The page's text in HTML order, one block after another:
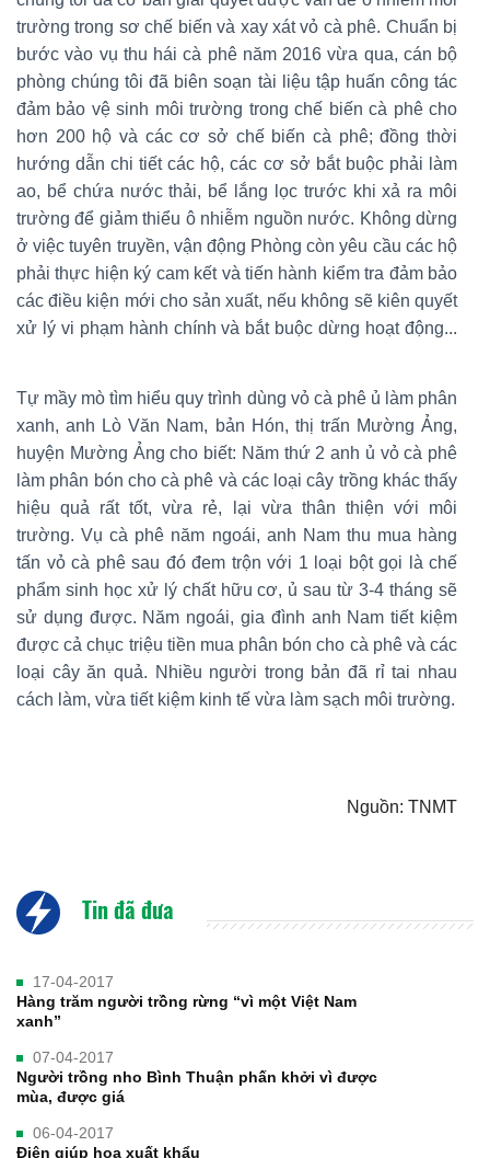
trường trong sơ chế biến và xay xát vỏ cà phê. Chuẩn bị
bước vào vụ thu hái cà phê năm 2016 vừa qua, cán bộ
phòng chúng tôi đã biên soạn tài liệu tập huấn công tác
đảm bảo vệ sinh môi trường trong chế biến cà phê cho
hơn 200 hộ và các cơ sở chế biến cà phê; đồng thời
hướng dẫn chi tiết các hộ, các cơ sở bắt buộc phải làm
ao, bể chứa nước thải, bể lắng lọc trước khi xả ra môi
trường để giảm thiểu ô nhiễm nguồn nước. Không dừng
ở việc tuyên truyền, vận động Phòng còn yêu cầu các hộ
phải thực hiện ký cam kết và tiến hành kiểm tra đảm bảo
các điều kiện mới cho sản xuất, nếu không sẽ kiên quyết
xử lý vi phạm hành chính và bắt buộc dừng hoạt động...
Tự mầy mò tìm hiểu quy trình dùng vỏ cà phê ủ làm phân
xanh, anh Lò Văn Nam, bản Hón, thị trấn Mường Ảng,
huyện Mường Ảng cho biết: Năm thứ 2 anh ủ vỏ cà phê
làm phân bón cho cà phê và các loại cây trồng khác thấy
hiệu quả rất tốt, vừa rẻ, lại vừa thân thiện với môi
trường. Vụ cà phê năm ngoái, anh Nam thu mua hàng
tấn vỏ cà phê sau đó đem trộn với 1 loại bột gọi là chế
phẩm sinh học xử lý chất hữu cơ, ủ sau từ 3-4 tháng sẽ
sử dụng được. Năm ngoái, gia đình anh Nam tiết kiệm
được cả chục triệu tiền mua phân bón cho cà phê và các
loại cây ăn quả. Nhiều người trong bản đã rỉ tai nhau
cách làm, vừa tiết kiệm kinh tế vừa làm sạch môi trường.
Nguồn: TNMT
Tin đã đưa
17-04-2017
Hàng trăm người trồng rừng “vì một Việt Nam
xanh”
07-04-2017
Người trồng nho Bình Thuận phấn khởi vì được
mùa, được giá
06-04-2017
Điện giúp hoa xuất khẩu